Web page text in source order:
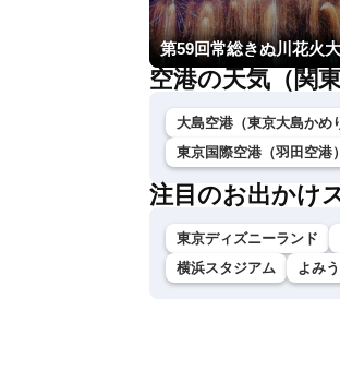
第59回常総きぬ川花火
空港の天気（関東
大島空港（東京大島かめ
東京国際空港（羽田空港）
注目のお出かけ
東京ディズニーランド
横浜スタジアム
よみ